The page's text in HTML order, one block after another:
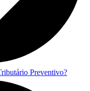
Preventivo?